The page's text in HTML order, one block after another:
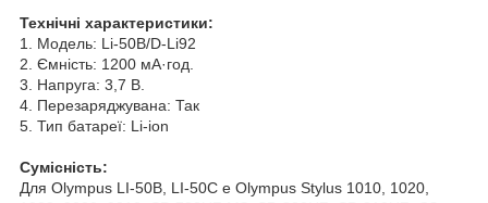
Технічні характеристики:
1. Модель: Li-50B/D-Li92
2. Ємність: 1200 мА·год.
3. Напруга: 3,7 В.
4. Перезаряджувана: Так
5. Тип батареї: Li-ion
Сумісність:
Для Olympus LI-50B, LI-50C e Olympus Stylus 1010, 1020,